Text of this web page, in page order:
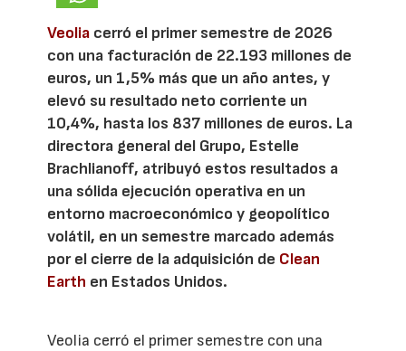
Veolia cerró el primer semestre de 2026
con una facturación de 22.193 millones de
euros, un 1,5% más que un año antes, y
elevó su resultado neto corriente un
10,4%, hasta los 837 millones de euros. La
directora general del Grupo, Estelle
Brachlianoff, atribuyó estos resultados a
una sólida ejecución operativa en un
entorno macroeconómico y geopolítico
volátil, en un semestre marcado además
por el cierre de la adquisición de Clean
Earth en Estados Unidos.
Veolia cerró el primer semestre con una